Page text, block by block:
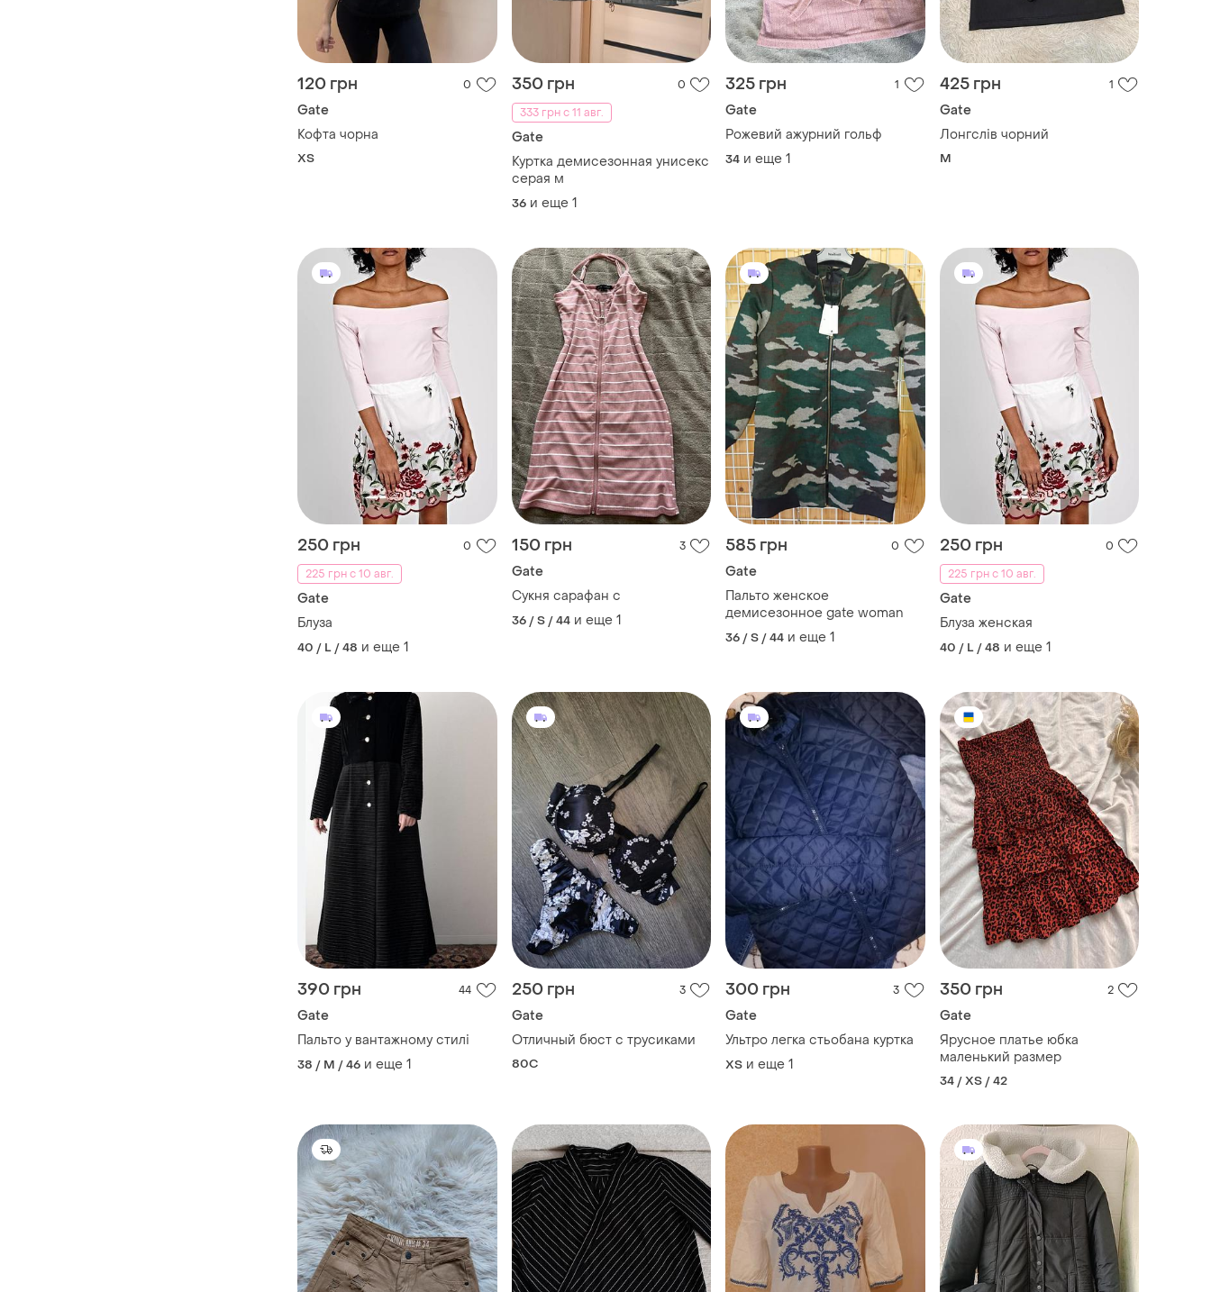
120 грн 0
Gate
Кофта чорна
ХS
350 грн
0
333 грн с 11 авг.
Gate
Куртка демисезонная унисекс
серая м
36 и еще 1
325 грн 1
Gate
Рожевий ажурний гольф
34 и еще 1
425 грн 1
Gate
Лонгслів чорний
M
250 грн
0
225 грн с 10 авг.
Gate
Блуза
40 / L / 48 и еще 1
150 грн 3
Gate
Сукня сарафан с
36 / S / 44 и еще 1
585 грн 0
Gate
Пальто женское
демисезонное gate woman
36 / S / 44 и еще 1
250 грн
0
225 грн с 10 авг.
Gate
Блуза женская
40 / L / 48 и еще 1
390 грн 44
Gate
Пальто у вантажному стилі
38 / M / 46 и еще 1
250 грн 3
Gate
Отличный бюст с трусиками
80C
300 грн 3
Gate
Ультро легка стьобана куртка
ХS и еще 1
350 грн 2
Gate
Ярусное платье юбка
маленький размер
34 / XS / 42